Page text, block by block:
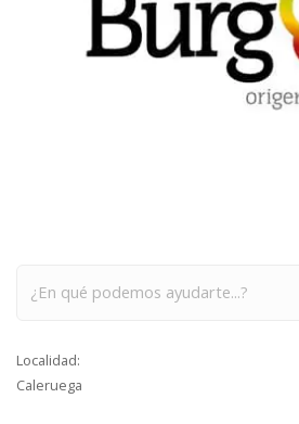
Buscar
Localidad:
Caleruega